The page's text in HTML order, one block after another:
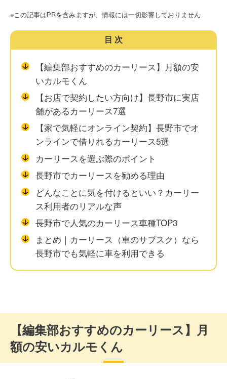
※この記事はPRを含みますが、情報には一切影響しておりません
目次
【編集部おすすめのカーリース】月額の安
いカルモくん
【お店で契約したい方向け】長野市に実店
舗があるカーリース7選
【家で気軽にオンライン契約】長野市でオ
ンラインで借りれるカーリース5選
カーリースを選ぶ際のポイント
長野市でカーリースを勧める理由
どんなことに気を付けるといい？カーリー
ス利用者のリアルな声
長野市で人気のカーリース車種TOP3
まとめ｜カーリース（車のサブスク）なら
長野市でも気軽に車を利用できる
【編集部おすすめのカーリース】月
額の安いカルモくん